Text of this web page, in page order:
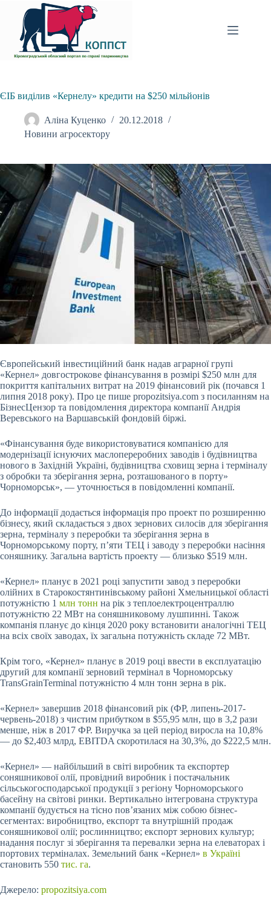
вмісту
ЄІБ виділив «Кернелу» кредити на $250 мільйонів
Аліна Куценко
20.12.2018
Новини агросектору
Європейський інвестиційний банк надав аграрної групі
«Кернел» довгострокове фінансування в розмірі $250 млн для
покриття капітальних витрат на 2019 фінансовий рік (почався 1
липня 2018 року). Про це пише propozitsiya.com з посиланням на
БізнесЦензор та повідомлення директора компанії Андрія
Веревського на Варшавській фондовій біржі.
«Фінансування буде використовуватися компанією для
модернізації існуючих маслопереробних заводів і будівництва
нового в Західній Україні, будівництва сховищ зерна і терміналу
з обробки та зберігання зерна, розташованого в порту»
Чорноморськ», — уточнюється в повідомленні компанії.
До інформації додається інформація про проект по розширенню
бізнесу, який складається з двох зернових силосів для зберігання
зерна, терміналу з переробки та зберігання зерна в
Чорноморському порту, п’яти ТЕЦ і заводу з переробки насіння
соняшнику. Загальна вартість проекту — близько $519 млн.
«Кернел» планує в 2021 році запустити завод з переробки
олійних в Старокостянтинівському районі Хмельницької області
потужністю 1 млн тонн на рік з теплоелектроцентраллю
потужністю 22 МВт на соняшниковому лушпинні. Також
компанія планує до кінця 2020 року встановити аналогічні ТЕЦ
на всіх своїх заводах, їх загальна потужність складе 72 МВт.
Крім того, «Кернел» планує в 2019 році ввести в експлуатацію
другий для компанії зерновий термінал в Чорноморську
TransGrainTerminal потужністю 4 млн тонн зерна в рік.
«Кернел» завершив 2018 фінансовий рік (ФР, липень-2017-
червень-2018) з чистим прибутком в $55,95 млн, що в 3,2 рази
менше, ніж в 2017 ФР. Виручка за цей період виросла на 10,8%
— до $2,403 млрд, EBITDA скоротилася на 30,3%, до $222,5 млн.
«Кернел» — найбільший в світі виробник та експортер
соняшникової олії, провідний виробник і постачальник
сільськогосподарської продукції з регіону Чорноморського
басейну на світові ринки. Вертикально інтегрована структура
компанії будується на тісно пов’язаних між собою бізнес-
сегментах: виробництво, експорт та внутрішній продаж
соняшникової олії; рослинництво; експорт зернових культур;
надання послуг зі зберігання та перевалки зерна на елеваторах і
портових терміналах. Земельний банк «Кернел» в Україні
становить 550 тис. га.
Джерело: propozitsiya.com